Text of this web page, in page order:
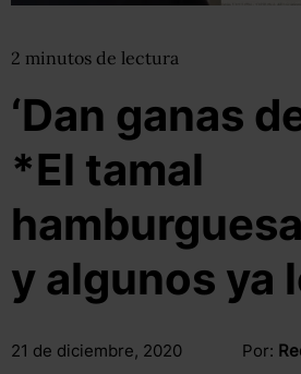
2 minutos de lectura
‘Dan ganas
*El tamal
y algunos ya
21 de diciembre, 2020 Por: